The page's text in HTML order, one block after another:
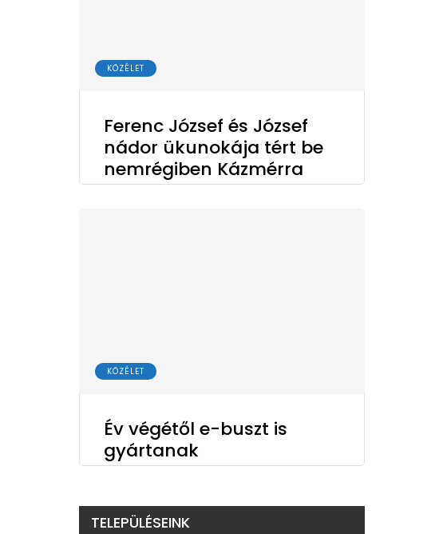
KÖZÉLET
Ferenc József és József
nádor ükunokája tért be
nemrégiben Kázmérra
KÖZÉLET
Év végétől e-buszt is
gyártanak
TELEPÜLÉSEINK